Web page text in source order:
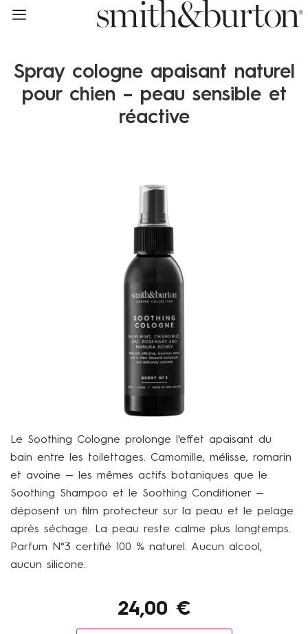
Un produit offert dès 75 €
Spray cologne apaisant naturel
pour chien – peau sensible et
réactive
Le Soothing Cologne prolonge l'effet apaisant du
bain entre les toilettages. Camomille, mélisse, romarin
et avoine — les mêmes actifs botaniques que le
Soothing Shampoo et le Soothing Conditioner —
déposent un film protecteur sur la peau et le pelage
après séchage. La peau reste calme plus longtemps.
Parfum N°3 certifié 100 % naturel. Aucun alcool,
aucun silicone.
24,00 €